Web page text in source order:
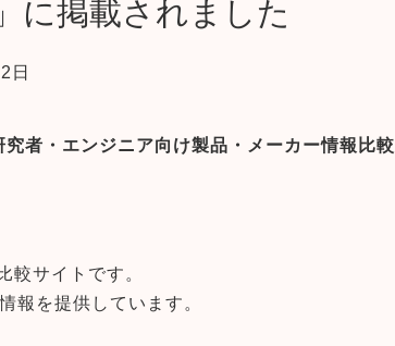
に掲載されました
日
者・エンジニア向け製品・メーカー情報比較
較サイトです。
報を提供しています。